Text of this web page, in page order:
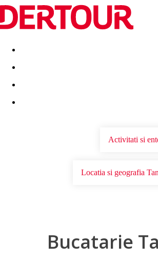
Destinatii Vacanta perfecta
Activitati si
Locatia si geografia
Bucatarie